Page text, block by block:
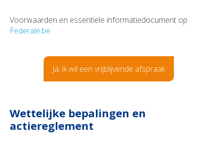
Voorwaarden en essentiële informatiedocument op
Federale.be.
Ja, ik wil een vrijblijvende afspraak
Wettelijke bepalingen en
actiereglement